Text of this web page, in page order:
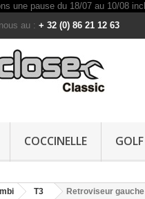
au : + 32 (0) 86 21 12 63
COCCINELLE GOLF
T3 Retroviseur gauche